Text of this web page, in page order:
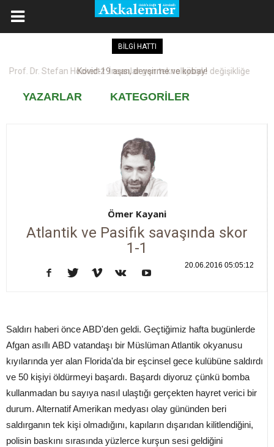
BİLGİ HATTI
Kovid-19 aşısı, devşirme ve kobay!
YAZARLAR KATEGORİLER
Ömer Kayani
Atlantik ve Pasifik savaşında skor
1-1
20.06.2016 05:05:12
Saldırı haberi önce ABD'den geldi. Geçtiğimiz hafta bugünlerde
Afgan asıllı ABD vatandaşı bir Müslüman Atlantik okyanusu
kıyılarında yer alan Florida'da bir eşcinsel gece kulübüne saldırdı
ve 50 kişiyi öldürmeyi başardı. Başardı diyoruz çünkü bomba
kullanmadan bu sayıya nasıl ulaştığı gerçekten hayret verici bir
durum. Alternatif Amerikan medyası olay gününden beri
saldırganın tek kişi olmadığını, kapıların dışarıdan kilitlendiğini,
polisin baskını sırasında yüzlerce kurşun sesi geldiğini